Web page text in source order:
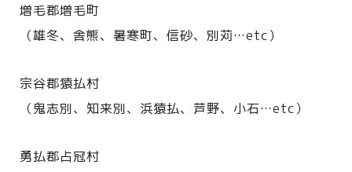
増毛郡増毛町
（雄冬、舎熊、暑寒町、信砂、別苅…etc）
宗谷郡猿払村
（鬼志別、知来別、浜猿払、芦野、小石…etc）
勇払郡占冠村